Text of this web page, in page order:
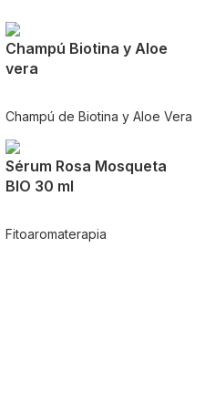
Champú Biotina y Aloe
vera
Champú de Biotina y Aloe Vera
Sérum Rosa Mosqueta
BIO 30 ml
Fitoaromaterapia